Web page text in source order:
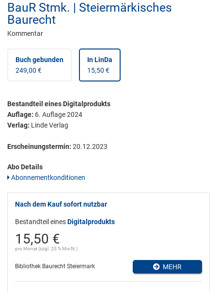
BauR Stmk. | Steiermärkisches
Baurecht
Kommentar
Buch gebunden
249,00 €
In LinDa
15,50 €
Bestandteil eines Digitalprodukts
Auflage: 6. Auflage 2024
Verlag: Linde Verlag
Erscheinungstermin: 20.12.2023
Abo Details
Abonnementkonditionen
Nach dem Kauf sofort nutzbar
Bestandteil einesDigitalprodukts
15,50 €
pro Monat (zzgl. 20 % MwSt.)
Bibliothek Baurecht Steiermark MEHR